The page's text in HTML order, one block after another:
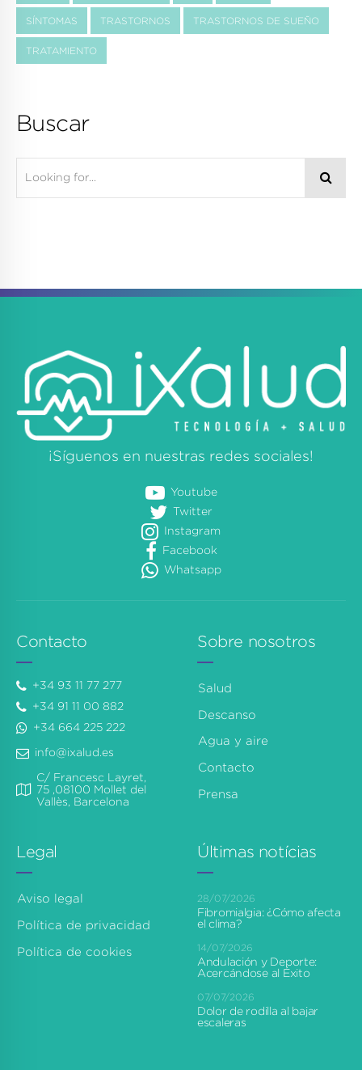
SÍNTOMAS TRASTORNOS TRASTORNOS DE SUEÑO
TRATAMIENTO
Buscar
¡Síguenos en nuestras redes sociales!
Youtube
Twitter
Instagram
Facebook
Whatsapp
Contacto
+34 93 11 77 277
+34 91 11 00 882
+34 664 225 222
info@ixalud.es
C/ Francesc Layret,
75 ,08100 Mollet del
Vallès, Barcelona
Sobre nosotros
Salud
Descanso
Agua y aire
Contacto
Prensa
Legal
Aviso legal
Política de privacidad
Política de cookies
Últimas notícias
28/07/2026
Fibromialgia: ¿Cómo afecta
el clima?
14/07/2026
Andulación y Deporte:
Acercándose al Éxito
07/07/2026
Dolor de rodilla al bajar
escaleras